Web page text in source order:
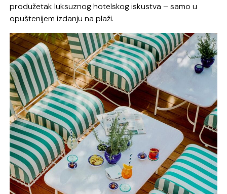
produžetak luksuznog hotelskog iskustva – samo u
opuštenijem izdanju na plaži.